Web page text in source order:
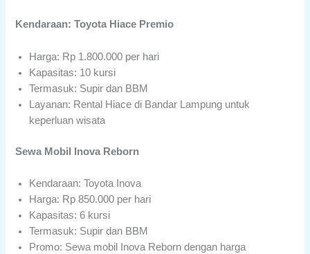
Kendaraan: Toyota Hiace Premio
Harga: Rp 1.800.000 per hari
Kapasitas: 10 kursi
Termasuk: Supir dan BBM
Layanan: Rental Hiace di Bandar Lampung untuk
keperluan wisata
Sewa Mobil Inova Reborn
Kendaraan: Toyota Inova
Harga: Rp 850.000 per hari
Kapasitas: 6 kursi
Termasuk: Supir dan BBM
Promo: Sewa mobil Inova Reborn dengan harga